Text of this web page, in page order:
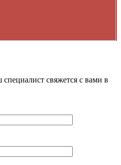
специалист свяжется с вами в